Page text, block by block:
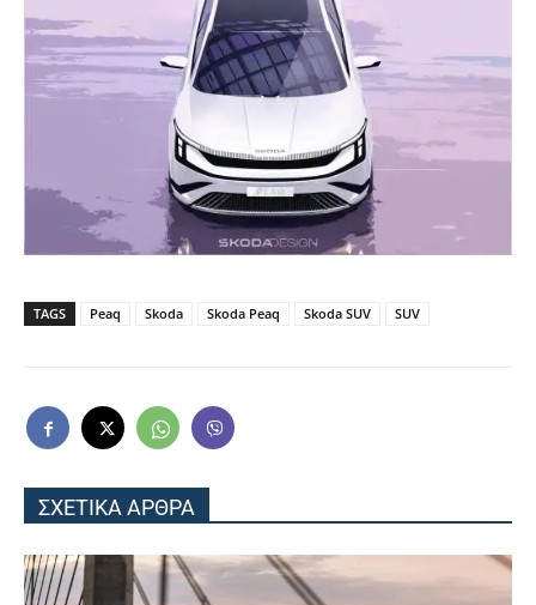
TAGS Peaq Skoda Skoda Peaq Skoda SUV SUV
ΣΧΕΤΙΚΑ ΑΡΘΡΑ